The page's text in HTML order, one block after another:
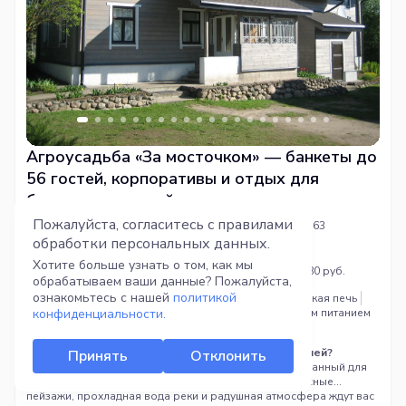
Агроусадьба «За мосточком» — банкеты до
56 гостей, корпоративы и отдых для
больших компаний
Минская область, Воложинский район, Замостяны, д. 63
56 гостей
17 спальных мест
Цена за дом: от 398 руб.
Цена за человека: от 80 руб.
Баня Бассейн Беседки Зона для костра
Русская печь
Рядом водоем Рядом лес
С организованным питанием
Ищете усадьбу для проведения корпоративного
мероприятия, сплава или отдыха большой компанией?
Агроусадьба «За мосточком» — это уютный мир, созданный для
вашего комфорта и релакса. Чистый воздух, живописные
пейзажи, прохладная вода реки и радушная атмосфера ждут вас
Пожалуйста, согласитесь с правилами
обработки персональных данных.
Хотите больше узнать о том, как мы
обрабатываем ваши данные? Пожалуйста,
ознакомьтесь с нашей политикой
конфиденциальности.
Принять Отклонить